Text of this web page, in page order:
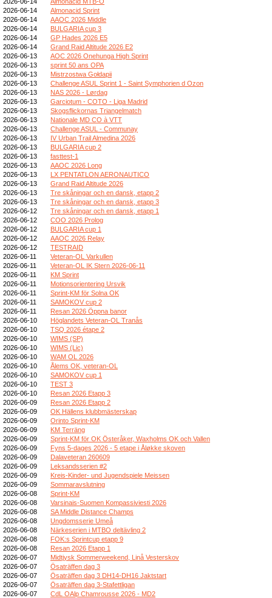
2026-06-14
Almonacid Sprint
2026-06-14
AAOC 2026 Middle
2026-06-14
BULGARIA cup 3
2026-06-14
GP Hades 2026 E5
2026-06-14
Grand Raid Altitude 2026 E2
2026-06-13
AOC 2026 Onehunga High Sprint
2026-06-13
sprint 50 ans OPA
2026-06-13
Mistrzostwa Gołdapii
2026-06-13
Challenge ASUL Sprint 1 - Saint Symphorien d Ozon
2026-06-13
NAS 2026 - Lørdag
2026-06-13
Garciotum - COTO - Liga Madrid
2026-06-13
Skogsflickornas Triangelmatch
2026-06-13
Nationale MD CO à VTT
2026-06-13
Challenge ASUL - Communay
2026-06-13
IV Urban Trail Almedina 2026
2026-06-13
BULGARIA cup 2
2026-06-13
fasttest-1
2026-06-13
AAOC 2026 Long
2026-06-13
LX PENTATLON AERONAUTICO
2026-06-13
Grand Raid Altitude 2026
2026-06-13
Tre skåningar och en dansk, etapp 2
2026-06-13
Tre skåningar och en dansk, etapp 3
2026-06-12
Tre skåningar och en dansk, etapp 1
2026-06-12
COO 2026 Prolog
2026-06-12
BULGARIA cup 1
2026-06-12
AAOC 2026 Relay
2026-06-12
TESTRAID
2026-06-11
Veteran-OL Varkullen
2026-06-11
Veteran-OL IK Stern 2026-06-11
2026-06-11
KM Sprint
2026-06-11
Motionsorientering Ursvik
2026-06-11
Sprint-KM för Solna OK
2026-06-11
SAMOKOV cup 2
2026-06-11
Resan 2026 Öppna banor
2026-06-10
Höglandets Veteran-OL Tranås
2026-06-10
TSQ 2026 étape 2
2026-06-10
WIMS (SP)
2026-06-10
WIMS (Lic)
2026-06-10
WAM OL 2026
2026-06-10
Ålems OK, veteran-OL
2026-06-10
SAMOKOV cup 1
2026-06-10
TEST 3
2026-06-10
Resan 2026 Etapp 3
2026-06-09
Resan 2026 Etapp 2
2026-06-09
OK Hällens klubbmästerskap
2026-06-09
Orinto Sprint-KM
2026-06-09
KM Terräng
2026-06-09
Sprint-KM för OK Österåker, Waxholms OK och Vallen
2026-06-09
Fyns 5-dages 2026 - 5 etape i Åløkke skoven
2026-06-09
Dalaveteran 260609
2026-06-09
Leksandsserien #2
2026-06-09
Kreis-Kinder- und Jugendspiele Meissen
2026-06-09
Sommaravslutning
2026-06-08
Sprint-KM
2026-06-08
Varsinais-Suomen Kompassiviesti 2026
2026-06-08
SA Middle Distance Champs
2026-06-08
Ungdomsserie Umeå
2026-06-08
Närkeserien i MTBO deltävling 2
2026-06-08
FOK:s Sprintcup etapp 9
2026-06-08
Resan 2026 Etapp 1
2026-06-07
Midtjysk Sommerweekend, Linå Vesterskov
2026-06-07
Ösaträffen dag 3
2026-06-07
Ösaträffen dag 3 DH14-DH16 Jaktstart
2026-06-07
Ösaträffen dag 3-Stafettligan
2026-06-07
CdL OAlp Chamrousse 2026 - MD2